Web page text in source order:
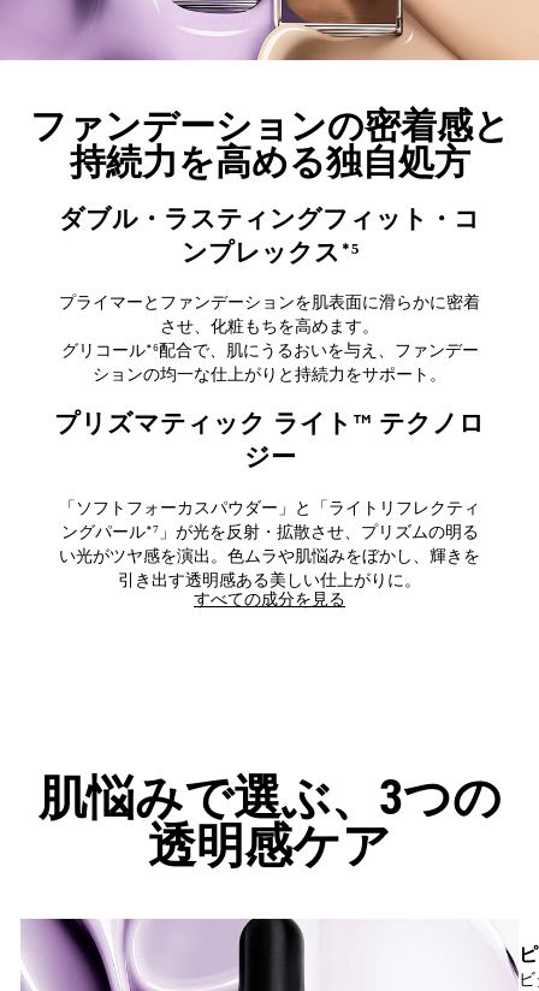
ファンデーションの密着感と
持続力を高める独自処方
ダブル・ラスティングフィット・コ
ンプレックス*⁵
プライマーとファンデーションを肌表面に滑らかに密着
させ、化粧もちを高めます。​
グリコール*⁶配合で、肌にうるおいを与え、ファンデー
ションの均一な仕上がりと持続力をサポート。​
プリズマティック ライト™ テクノロ
ジー​
「ソフトフォーカスパウダー」と「ライトリフレクティ
ングパール*⁷」が光を反射・拡散させ、プリズムの明る
い光がツヤ感を演出。色ムラや肌悩みをぼかし、輝きを
引き出す透明感ある美しい仕上がりに。​
すべての成分を見る
肌悩みで選ぶ、3つの
透明感ケア